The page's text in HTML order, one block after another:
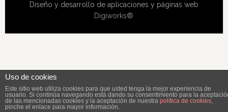
Diseño y desarrollo de aplicaciones y páginas web
Digiworks®
Uso de cookies
Este sitio web utiliza cookies para que usted tenga la mejor experiencia de
usuario. Si continúa navegando está dando su consentimiento para la
de las mencionadas cookies y la aceptación de nuestra política de cookies,
pinche el enlace para mayor información.